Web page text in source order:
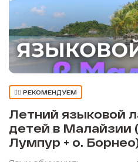
👍🏼 РЕКОМЕНДУЕМ
Летний языковой
детей в Малайзии
Лумпур + о.